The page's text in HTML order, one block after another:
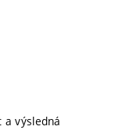
výsledná